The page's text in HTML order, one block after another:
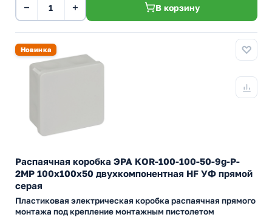
− + В корзину
Новинка
Распаячная коробка ЭРА KOR-100-100-50-9g-P-
2MP 100х100х50 двухкомпонентная HF УФ прямой
серая
Пластиковая электрическая коробка распаячная прямого
монтажа под крепление монтажным пистолетом